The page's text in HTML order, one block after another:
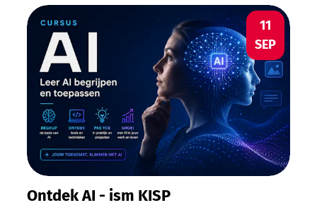
Ontdek AI - ism KISP
VR
11
SEP
Ontdek AI - ism KISP